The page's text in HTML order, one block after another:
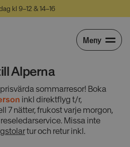
kl 9–12 & 14–16
Meny
Alperna
sommarresor! Boka
inkl direktflyg t/r,
7 nätter, frukost varje morgon,
Missa inte
tur och retur inkl.